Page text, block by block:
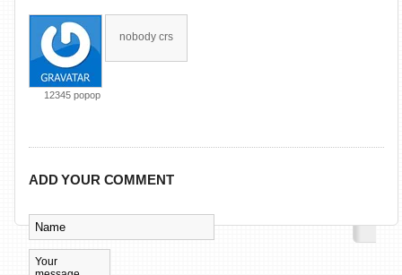
12345 popop
nobody crs
ADD YOUR COMMENT